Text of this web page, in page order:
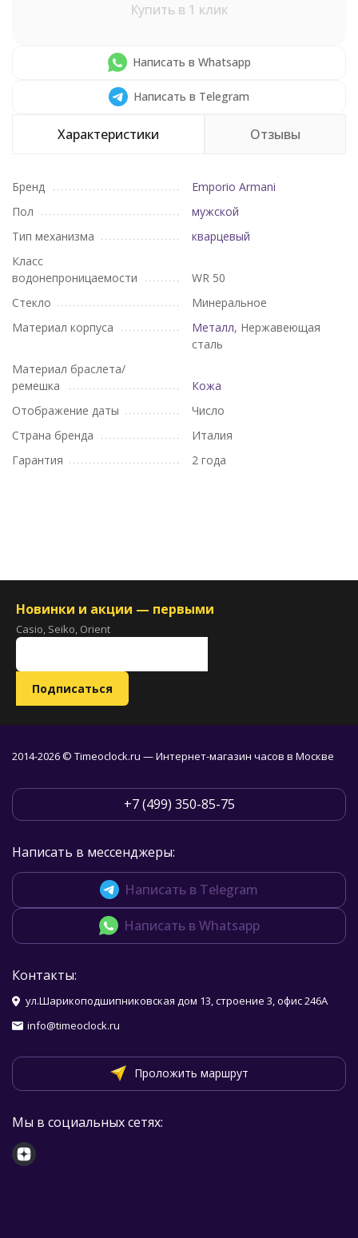
Купить в 1 клик
Написать в Whatsapp
Написать в Telegram
Характеристики Отзывы
Бренд
Emporio Armani
Пол
мужской
Тип механизма
кварцевый
Класс
водонепроницаемости
WR 50
Стекло
Минеральное
Материал корпуса
Металл, Нержавеющая
сталь
Материал браслета/
ремешка
Кожа
Отображение даты
Число
Страна бренда
Италия
Гарантия
2 года
Новинки и акции — первыми
Casio, Seiko, Orient
2014-2026 © Timeoclock.ru — Интернет-магазин часов в Москве
+7 (499) 350-85-75
Написать в мессенджеры:
Написать в Telegram
Написать в Whatsapp
Контакты:
ул.Шарикоподшипниковская дом 13, строение 3, офис 246А
info@timeoclock.ru
Проложить маршрут
Мы в социальных сетях: